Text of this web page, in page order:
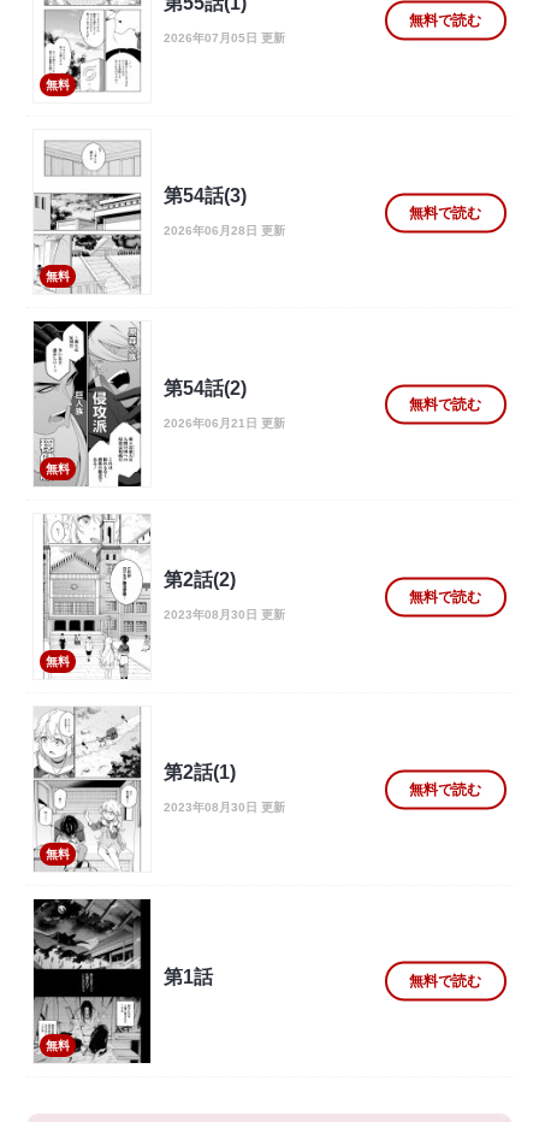
無料
2026年07月05日 更新
無料で読む
無料
第54話(3)
2026年06月28日 更新
無料で読む
無料
第54話(2)
2026年06月21日 更新
無料で読む
無料
第2話(2)
2023年08月30日 更新
無料で読む
無料
第2話(1)
2023年08月30日 更新
無料で読む
無料
第1話 無料で読む